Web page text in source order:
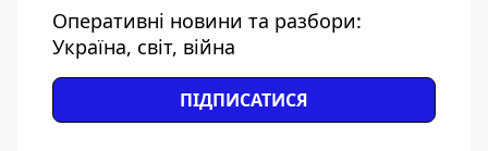
Оперативні новини та разбори:
Україна, світ, війна
ПІДПИСАТИСЯ